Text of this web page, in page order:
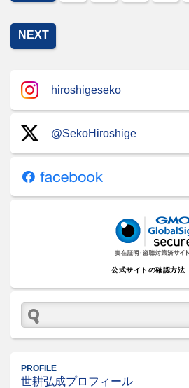
NEXT
hiroshigeseko
@SekoHiroshige
公式サイトの確認方法
PROFILE
世耕弘成プロフィール